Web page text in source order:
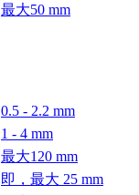
最大50 mm
0.5 - 2.2 mm
1 - 4 mm
最大120 mm
即，最大 25 mm